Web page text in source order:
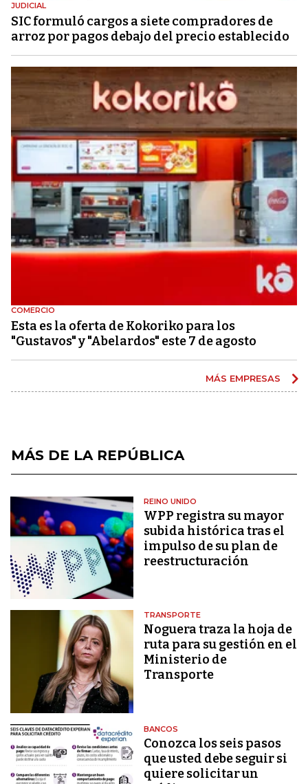
JUDICIAL
SIC formuló cargos a siete compradores de
arroz por pagos debajo del precio establecido
COMERCIO
Esta es la oferta de Kokoriko para los
"Gustavos" y "Abelardos" este 7 de agosto
MÁS EMPRESAS
MÁS DE LA REPÚBLICA
REINO UNIDO
WPP registra su mayor
subida histórica tras el
impulso de su plan de
reestructuración
TRANSPORTE
Noguera traza la hoja de
ruta para su gestión en el
Ministerio de
Transporte
BANCOS
Conozca los seis pasos
que usted debe seguir si
quiere solicitar un